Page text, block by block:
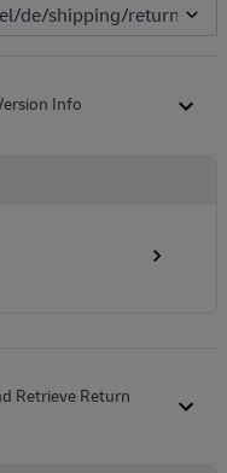
Info
Retrieve Return